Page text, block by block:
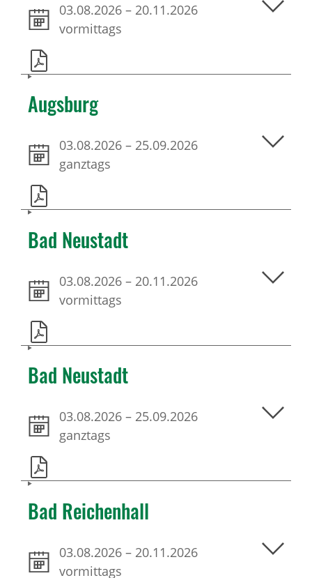
03.08.2026 – 20.11.2026
vormittags
Augsburg
03.08.2026 – 25.09.2026
ganztags
Bad Neustadt
03.08.2026 – 20.11.2026
vormittags
Bad Neustadt
03.08.2026 – 25.09.2026
ganztags
Bad Reichenhall
03.08.2026 – 20.11.2026
vormittags